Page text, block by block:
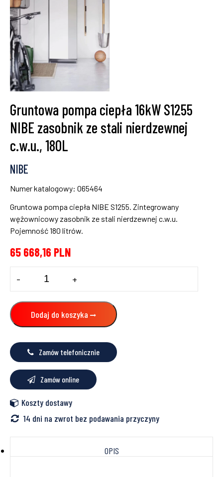
Gruntowa pompa ciepła 16kW S1255
NIBE zasobnik ze stali nierdzewnej
c.w.u., 180L
NIBE
Numer katalogowy: 065464
Gruntowa pompa ciepła NIBE S1255. Zintegrowany
wężownicowy zasobnik ze stali nierdzewnej c.w.u.
Pojemność 180 litrów.
65 668,16 PLN
Gruntowa
pompa
ciepła
16kW
S1255
NIBE
ze
stali
c.w.u.,
180L
- +
Dodaj do koszyka
Zamów telefonicznie
Zamów online
Koszty dostawy
14 dni na zwrot bez podawania przyczyny
OPIS